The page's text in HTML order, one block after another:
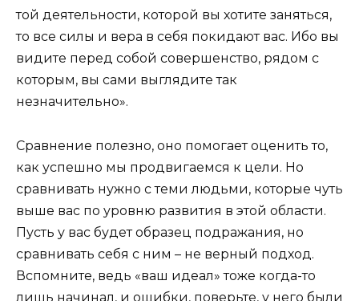
той деятельности, которой вы хотите заняться,
то все силы и вера в себя покидают вас. Ибо вы
видите перед собой совершенство, рядом с
которым, вы сами выглядите так
незначительно».
Сравнение полезно, оно помогает оценить то,
как успешно мы продвигаемся к цели. Но
сравнивать нужно с теми людьми, которые чуть
выше вас по уровню развития в этой области.
Пусть у вас будет образец подражания, но
сравнивать себя с ним – не верный подход.
Вспомните, ведь «ваш идеал» тоже когда-то
лишь начинал, и ошибки, поверьте, у него были